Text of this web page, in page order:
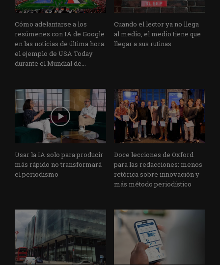
Cómo adelantarse a los
resúmenes con IA de Google
en las noticias de última hora:
el ejemplo de USA Today
durante el Mundial de...
Cuando el lector ya no llega
al medio, el medio tiene que
llegar a sus rutinas
Usar la IA solo para producir
más rápido no transformará
el periodismo
Doce lecciones de Oxford
para las redacciones: menos
retórica sobre innovación y
más método periodístico